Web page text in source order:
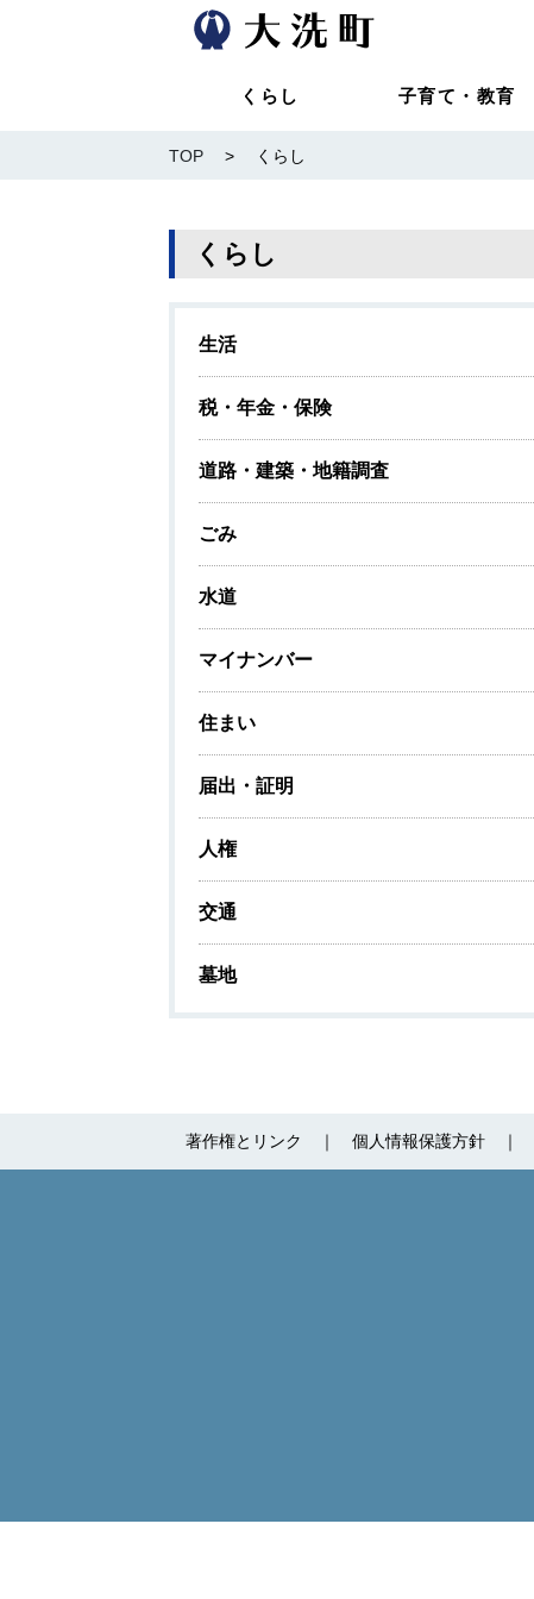
くらし 子育て・教育
TOP > くらし
くらし
生活
税・年金・保険
道路・建築・地籍調査
ごみ
水道
マイナンバー
住まい
届出・証明
人権
交通
墓地
著作権とリンク 個人情報保護方針